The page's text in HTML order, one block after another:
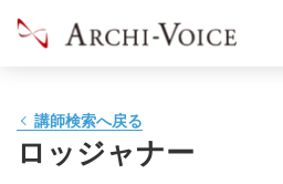
講師検索へ戻る
ロッジャナー